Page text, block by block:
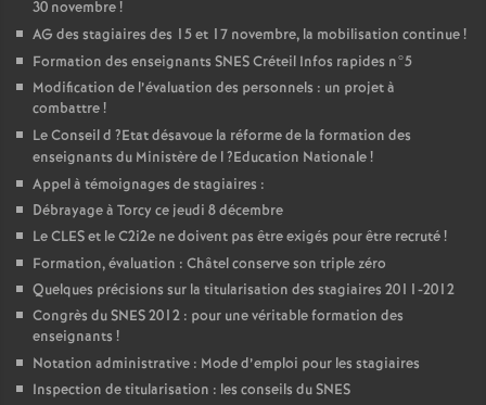
30 novembre!
AG des stagiaires des 15 et 17 novembre, la mobilisation continue!
Formation des enseignants SNESCréteil Infos rapides n°5
Modification de l’évaluation des personnels : un projet à
combattre!
Le Conseil d ?Etat désavoue la réforme de la formation des
enseignants du Ministère de l?Education Nationale!
Appel à témoignages de stagiaires :
Débrayage à Torcy ce jeudi 8 décembre
LeCLESet le C2i2e ne doivent pas être exigés pour être recruté!
Formation, évaluation : Châtel conserve son triple zéro
Quelques précisions sur la titularisation des stagiaires 2011-2012
Congrès duSNES2012 : pour une véritable formation des
enseignants !
Notation administrative : Mode d’emploi pour les stagiaires
Inspection de titularisation : les conseils duSNES